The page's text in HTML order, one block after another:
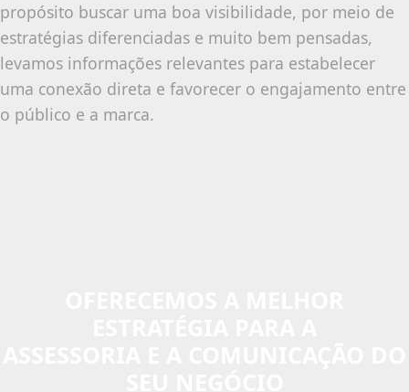
propósito buscar uma boa visibilidade, por meio de
estratégias diferenciadas e muito bem pensadas,
levamos informações relevantes para estabelecer
uma conexão direta e favorecer o engajamento entre
o público e a marca.